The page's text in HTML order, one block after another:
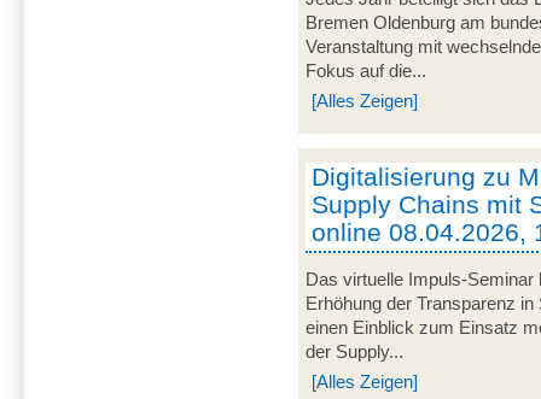
Bremen Oldenburg am
Veranstaltung mit
Fokus auf die...
[Alles Zeigen]
Digitalisierung zu
Supply Chains mit
online 08.04.2026,
Das virtuelle Impuls-Seminar
Erhöhung der Transparenz
einen Einblick zum Einsatz
der Supply...
[Alles Zeigen]